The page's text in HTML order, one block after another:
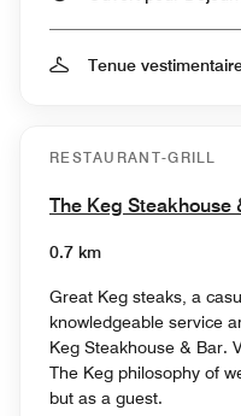
Tenue
RESTAURANT-GRILL
The Keg Steakhouse
0.7 km
Great Keg steaks, a
knowledgeable service
Keg Steakhouse & Bar.
The Keg philosophy of
but as a guest.